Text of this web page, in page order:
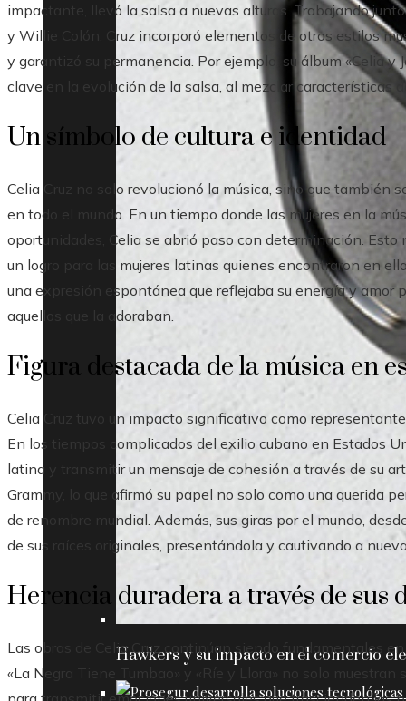
Hawkers y su impacto en el comercio
impactante, llevó la salsa a nuevas alturas. Trabajando
y Willie Colón, Cruz incorporó elementos de otros estilos
y garantizó su permanencia. Por ejemplo, su álbum «Celia
clave en la evolución de la salsa, al mezclar características
Un símbolo de cultura e identidad
Celia Cruz no solo revolucionó la música, sino que también
en todo el mundo. En un tiempo donde las mujeres en la
oportunidades, Celia se abrió paso con determinación.
un logro para las mujeres latinas quienes encontraron en
una expresión espontánea que reflejaba su energía y amor
aquellos que la adoraban.
Figura destacada de la música en
Celia Cruz tuvo un impacto significativo como
En los tiempos complicados del exilio cubano en Estados
latina y transmitir un mensaje de cohesión a través de su
Grammy, lo que afirmó su papel no solo como una querida
de renombre mundial. Además, sus giras por el mundo,
de sus raíces originales, presentándola y cautivando a
Herencia duradera a través de sus
Las obras de Celia Cruz continúan siendo fundamentales
«La Negra Tiene Tumbao» y «Ríe y Llora» no solo